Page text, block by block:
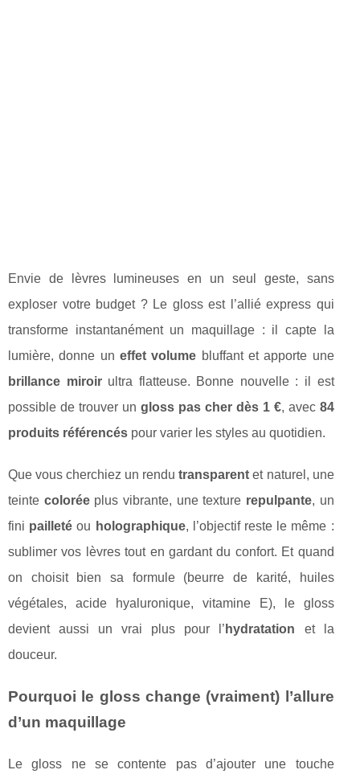
Envie de lèvres lumineuses en un seul geste, sans
exploser votre budget ? Le gloss est l’allié express qui
transforme instantanément un maquillage : il capte la
lumière, donne un effet volume bluffant et apporte une
brillance miroirultra flatteuse. Bonne nouvelle : il est
possible de trouver un gloss pas cher dès 1 €, avec 84
produits référencés pour varier les styles au quotidien.
Que vous cherchiez un rendutransparent et naturel, une
teinte coloréeplus vibrante, une texture repulpante, un
fini pailleté ou holographique, l’objectif reste le même :
sublimer vos lèvres tout en gardant du confort. Et quand
on choisit bien sa formule (beurre de karité, huiles
végétales, acide hyaluronique, vitamine E), le gloss
devient aussi un vrai plus pour l’ hydratation et la
douceur.
Pourquoi le gloss change (vraiment) l’allure
d’un maquillage
Le gloss ne se contente pas d’ajouter une touche